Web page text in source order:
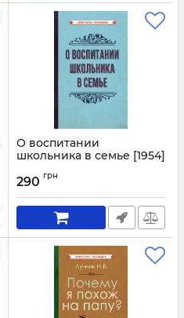
О воспитании
школьника в семье [1954]
290 грн